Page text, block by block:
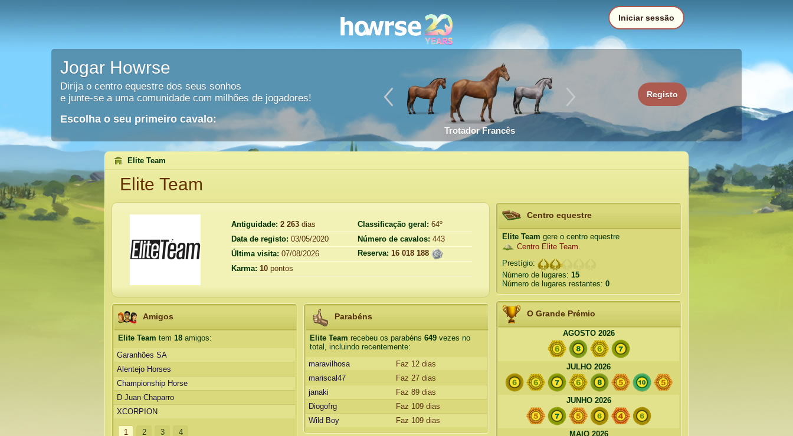
Jogar Howrse
Dirija o centro equestre dos seus sonhos
e junte-se a uma comunidade com milhões de jogadores!
Escolha o seu primeiro cavalo:
Trotador Francês
Registo
Iniciar sessão
Elite Team
Elite Team
Antiguidade: 2 263 dias Classificação geral: 64º
Data de registo: 03/05/2020 Número de cavalos: 443
Última visita: 07/08/2026 Reserva: 16 018 188
Karma: 10 pontos
Amigos
Elite Team tem 18 amigos:
Garanhões SA
Alentejo Horses
Championship Horse
D Juan Chaparro
XCORPION
1 2 3 4
Parabéns
Elite Team recebeu os parabéns 649 vezes no
total, incluindo recentemente:
maravilhosa
Faz 12 dias
mariscal47
Faz 27 dias
janaki
Faz 89 dias
Diogofrg
Faz 109 dias
Wild Boy
Faz 109 dias
Centro equestre
Elite Team gere o centro equestre
Centro Elite Team.
Prestígio:
Número de lugares: 15
Número de lugares restantes: 0
O Grande Prémio
AGOSTO 2026
JULHO 2026
JUNHO 2026
MAIO 2026